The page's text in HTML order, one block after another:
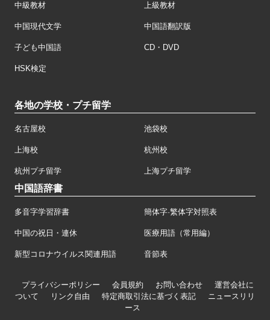
中級教材 上級教材
中国現代文学 中国語翻訳版
子ども中国語 CD・DVD
HSK検定
各地の学校・プチ留学
名古屋校 池袋校
上海校 杭州校
杭州プチ留学 上海プチ留学
中国語辞書
多音字学習辞書 簡体字·繁体字対照表
中国の祝日・連休 医療用語（常用編）
新型コロナウイルス関連用語 音節表
プライバシーポリシー 会員規約 お問い合わせ
運営会社に
ついて
リンク自由 特定商取引法に基づく表記
ニュースリリ
ース